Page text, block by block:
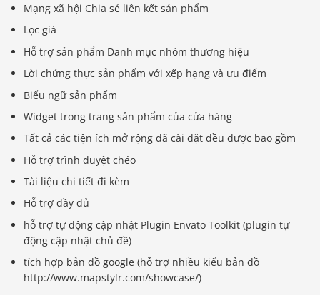
Mạng xã hội Chia sẻ liên kết sản phẩm
Lọc giá
Hỗ trợ sản phẩm Danh mục nhóm thương hiệu
Lời chứng thực sản phẩm với xếp hạng và ưu điểm
Biểu ngữ sản phẩm
Widget trong trang sản phẩm của cửa hàng
Tất cả các tiện ích mở rộng đã cài đặt đều được bao gồm
Hỗ trợ trình duyệt chéo
Tài liệu chi tiết đi kèm
Hỗ trợ đầy đủ
hỗ trợ tự động cập nhật Plugin Envato Toolkit (plugin tự
động cập nhật chủ đề)
tích hợp bản đồ google (hỗ trợ nhiều kiểu bản đồ
http://www.mapstylr.com/showcase/)